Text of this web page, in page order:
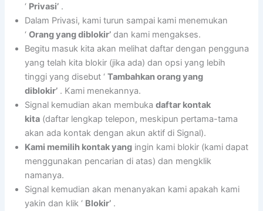
‘ Privasi’ .
Dalam Privasi, kami turun sampai kami menemukan
‘Orang yang diblokir’ dan kami mengakses.
Begitu masuk kita akan melihat daftar dengan pengguna
yang telah kita blokir (jika ada) dan opsi yang lebih
tinggi yang disebut ‘Tambahkan orang yang
diblokir’ . Kami menekannya.
Signal kemudian akan membukadaftar kontak
kita (daftar lengkap telepon, meskipun pertama-tama
akan ada kontak dengan akun aktif di Signal).
Kami memilih kontak yang ingin kami blokir (kami dapat
menggunakan pencarian di atas) dan mengklik
namanya.
Signal kemudian akan menanyakan kami apakah kami
yakin dan klik ‘ Blokir’ .